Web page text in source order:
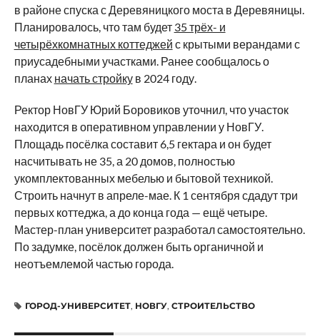
в районе спуска с Деревяницкого моста в Деревяницы.
Планировалось, что там будет 35 трёх- и
четырёхкомнатных коттеджей с крытыми верандами с
приусадебными участками. Ранее сообщалось о
планах начать стройкув 2024 году.
Ректор НовГУ Юрий Боровиков уточнил, что участок
находится в оперативном управлении у НовГУ.
Площадь посёлка составит 6,5 гектара и он будет
насчитывать не 35, а 20 домов, полностью
укомплектованных мебелью и бытовой техникой.
Строить начнут в апреле-мае. К 1 сентября сдадут три
первых коттеджа, а до конца года — ещё четыре.
Мастер-план университет разработал самостоятельно.
По задумке, посёлок должен быть органичной и
неотъемлемой частью города.
ГОРОД-УНИВЕРСИТЕТ, НОВГУ, СТРОИТЕЛЬСТВО